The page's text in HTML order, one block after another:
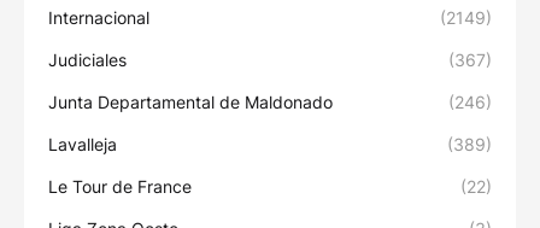
Internacional (2149)
Judiciales (367)
Junta Departamental de Maldonado (246)
Lavalleja (389)
Le Tour de France (22)